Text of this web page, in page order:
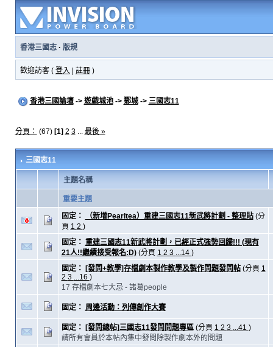
香港三國志· 版規
歡迎訪客 ( 登入 註冊)
香港三國論壇-> 遊戲城池-> 鄴城-> 三國志11
分頁： (67) [1] 2 3... 最後 »
三國志11
主題名稱
重要主題
固定：
（新增Pearltea）重建三國志11新武將計劃 - 整理貼 (分
頁 1 2 )
固定： 重建三國志11新武將計劃，已經正式強勢回歸!!! (現有
21人!!繼續接受報名:D) (分頁 1 2 3 ...14 )
固定：
[發問+教學]存檔劇本製作教學及製作問題發問帖 (分頁 1
2 3 ...16 )
17 存檔劇本七大忌 - 諸葛people
固定： 周邊活動：列傳創作大賽
固定： [發問總帖]三國志11發問問題專區 (分頁 1 2 3 ...41 )
請所有會員於本帖內集中發問除製作劇本外的問題